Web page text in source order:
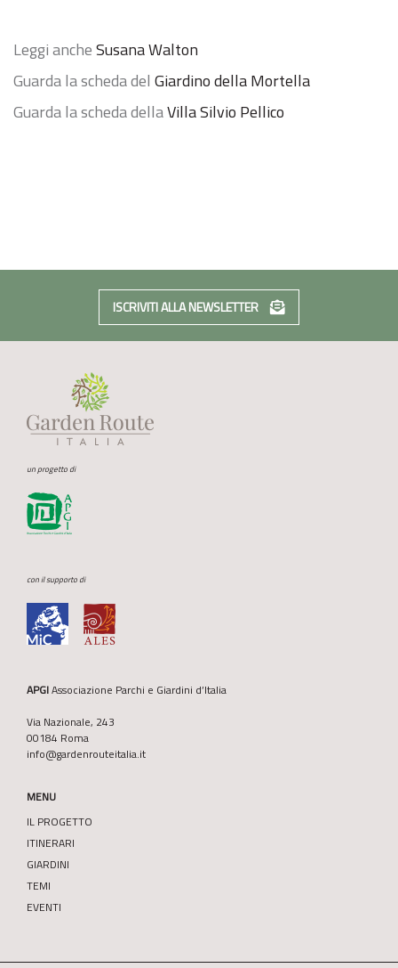
Leggi ancheSusana Walton
Guarda la scheda del Giardino della Mortella
Guarda la scheda dellaVilla Silvio Pellico
ISCRIVITI ALLA NEWSLETTER
un progetto di
con il supporto di
APGIAssociazione Parchi e Giardini d’Italia
Via Nazionale, 243
00184 Roma
info@gardenrouteitalia.it
MENU
IL PROGETTO
ITINERARI
GIARDINI
TEMI
EVENTI